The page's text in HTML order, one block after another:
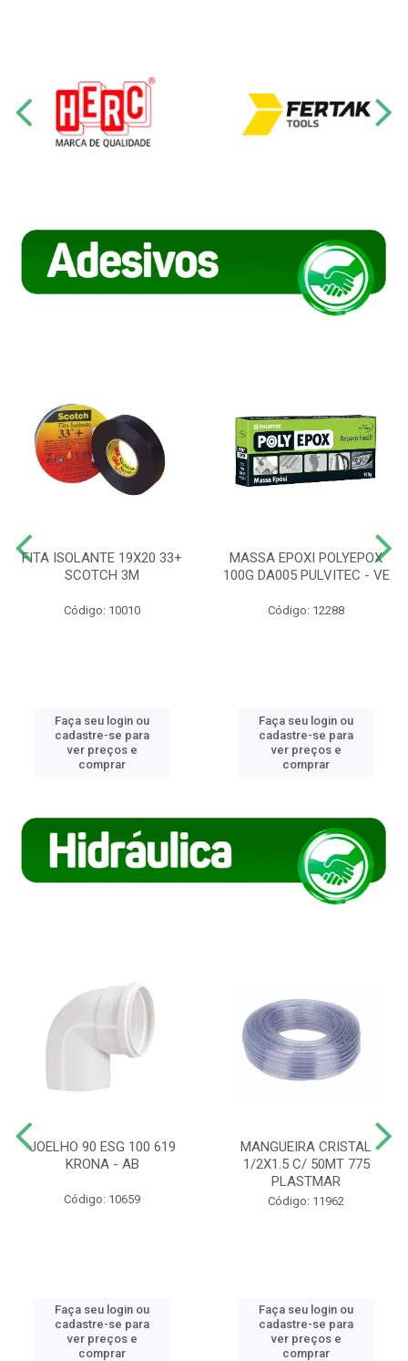
FITA ISOLANTE 19X20 33+
SCOTCH 3M
Código: 10010
Faça seu login ou
cadastre-se para
ver preços e
comprar
MASSA EPOXI POLYEPOX
100G DA005 PULVITEC - VE
Código: 12288
Faça seu login ou
cadastre-se para
ver preços e
comprar
JOELHO 90 ESG 100 619
KRONA - AB
Código: 10659
Faça seu login ou
cadastre-se para
ver preços e
comprar
MANGUEIRA CRISTAL
1/2X1.5 C/ 50MT 775
PLASTMAR
Código: 11962
Faça seu login ou
cadastre-se para
ver preços e
comprar